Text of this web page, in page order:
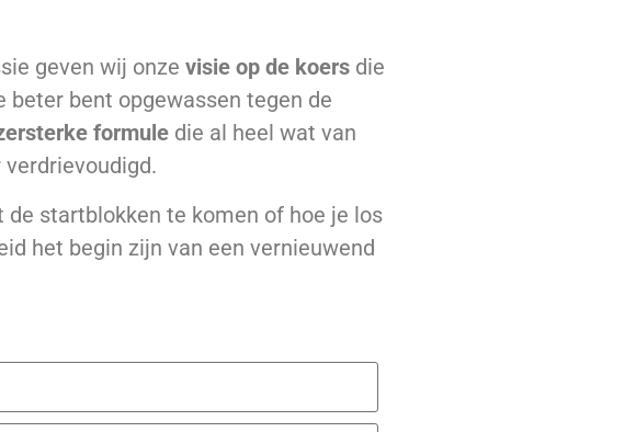
geven wij onze visie op de koers die
bent opgewassen tegen de
formule die al heel wat van
startblokken te komen of hoe je los
het begin zijn van een vernieuwend